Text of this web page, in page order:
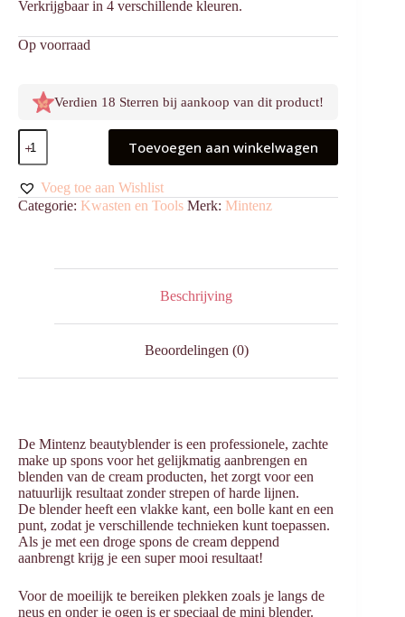
Verkrijgbaar in 4 verschillende kleuren.
Op voorraad
Verdien 18 Sterren bij aankoop van dit product!
Beautyblender
Beige
Medium
&
Mini
aantal
Toevoegen aan winkelwagen
Voeg toe aan Wishlist
Categorie: Kwasten en Tools Merk: Mintenz
Beschrijving
Beoordelingen (0)
De Mintenz beautyblender is een professionele, zachte
make up spons voor het gelijkmatig aanbrengen en
blenden van de cream producten, het zorgt voor een
natuurlijk resultaat zonder strepen of harde lijnen.
De blender heeft een vlakke kant, een bolle kant en een
punt, zodat je verschillende technieken kunt toepassen.
Als je met een droge spons de cream deppend
aanbrengt krijg je een super mooi resultaat!
Voor de moeilijk te bereiken plekken zoals je langs de
neus en onder je ogen is er speciaal de mini blender.